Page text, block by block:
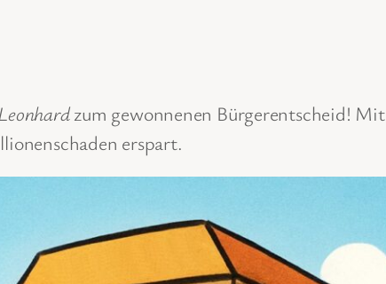
zum gewonnenen Bürgerentscheid! Mit
erspart.